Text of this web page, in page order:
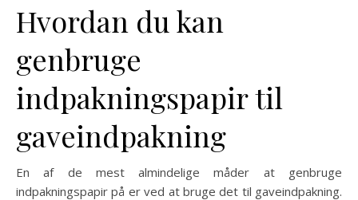
Hvordan du kan
genbruge
indpakningspapir til
gaveindpakning
En af de mest almindelige måder at genbruge
indpakningspapir på er ved at bruge det til gaveindpakning.